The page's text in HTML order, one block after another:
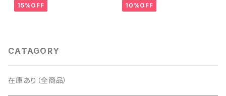
15%OFF 10%OFF
CATAGORY
在庫あり（全商品）